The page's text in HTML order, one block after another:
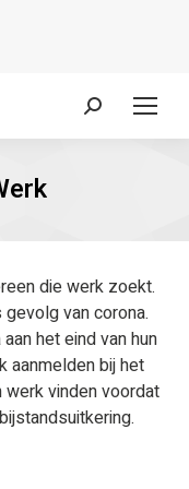
Zoeken:
die werk zoekt.
van corona.
het eind van hun
aanmelden bij het
vinden voordat